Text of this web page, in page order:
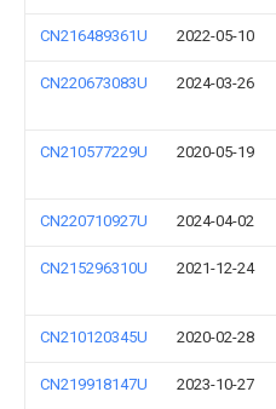
CN216489361U 2022-05-10
CN220673083U 2024-03-26
CN210577229U 2020-05-19
CN220710927U 2024-04-02
CN215296310U 2021-12-24
CN210120345U 2020-02-28
CN219918147U 2023-10-27